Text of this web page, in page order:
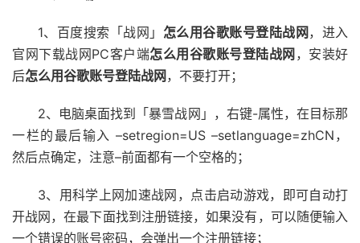
1、百度搜索「战网」 怎么用谷歌账号登陆战网 ，进入
官网下载战网PC客户端怎么用谷歌账号登陆战网 ，安装好
后怎么用谷歌账号登陆战网 ，不要打开；
2、电脑桌面找到「暴雪战网」，右键-属性，在目标那
一栏的最后输入 –setregion=US –setlanguage=zhCN，
然后点确定，注意–前面都有一个空格的；
3、用科学上网加速战网，点击启动游戏，即可自动打
开战网，在最下面找到注册链接，如果没有，可以随便输入
一个错误的账号密码，会弹出一个注册链接；